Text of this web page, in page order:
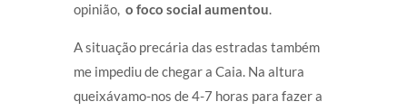
opinião, o foco social aumentou.
A situação precária das estradas também
me impediu de chegar a Caia. Na altura
queixávamo-nos de 4-7 horas para fazer a